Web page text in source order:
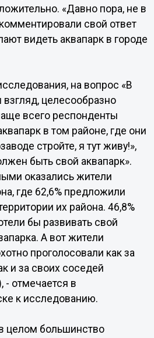
«Давно пора, не в
свой ответ
видеть аквапарк в городе
на вопрос «В
целесообразно
всего респонденты
в том районе, где они
стройте, я тут живу!»,
быть свой аквапарк».
оказались жители
где 62,6% предложили
их района. 46,8%
бы развивать свой
А вот жители
проголосовали как за
и за своих соседей
- отмечается в
к исследованию.
целом большинство